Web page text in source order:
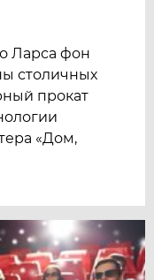
Ларса фон
столичных
прокат
«Дом,